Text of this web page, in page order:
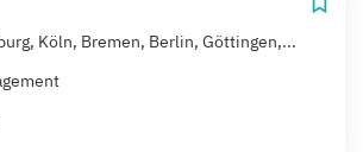
Köln, Bremen, Berlin, Göttingen,...